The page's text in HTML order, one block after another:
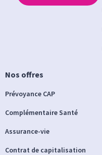
Nos offres
Prévoyance CAP
Complémentaire Santé
Assurance-vie
Contrat de capitalisation